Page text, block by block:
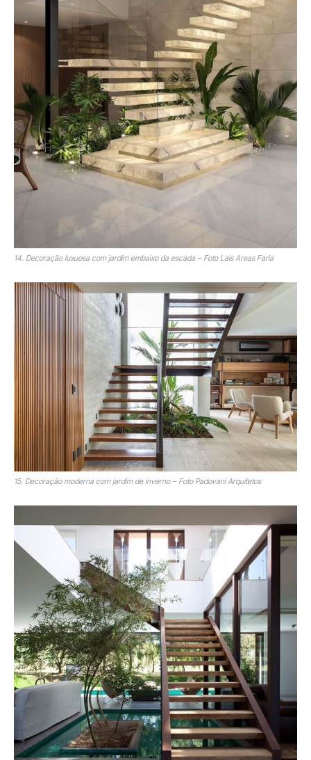
14. Decoração luxuosa com jardim embaixo da escada – Foto Lais Areas Faria
15. Decoração moderna com jardim de inverno – Foto Padovani Arquitetos